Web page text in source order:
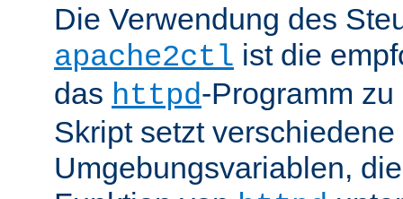
Die Verwendung des
apache2ctl ist die
das httpd-Programm
Skript setzt verschiedene
Umgebungsvariablen,